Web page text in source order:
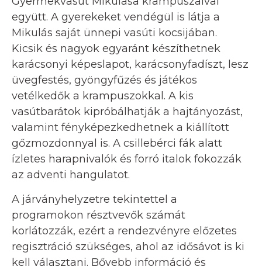
együtt. A gyerekeket vendégül is látja a
Mikulás saját ünnepi vasúti kocsijában.
Kicsik és nagyok egyaránt készíthetnek
karácsonyi képeslapot, karácsonyfadíszt, lesz
üvegfestés, gyöngyfűzés és játékos
vetélkedők a krampuszokkal. A kis
vasútbarátok kipróbálhatják a hajtányozást,
valamint fényképezkedhetnek a kiállított
gőzmozdonnyal is. A csillebérci fák alatt
ízletes harapnivalók és forró italok fokozzák
az adventi hangulatot.
A járványhelyzetre tekintettel a
programokon résztvevők számát
korlátozzák, ezért a rendezvényre előzetes
regisztráció szükséges, ahol az idősávot is ki
kell választani. Bővebb információ és